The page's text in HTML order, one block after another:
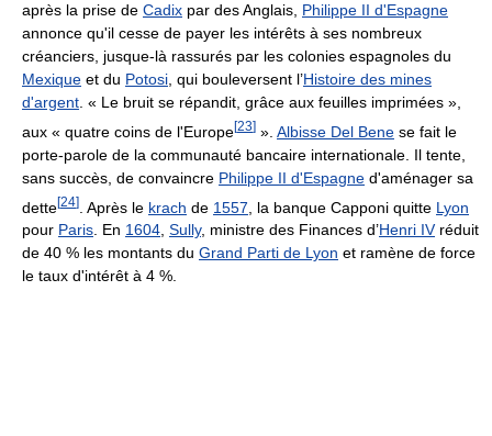
après la prise de Cadix par des Anglais, Philippe II d'Espagne
annonce qu'il cesse de payer les intérêts à ses nombreux
créanciers, jusque-là rassurés par les colonies espagnoles du
Mexique et du Potosi , qui bouleversent l’Histoire des mines
d'argent . « Le bruit se répandit, grâce aux feuilles imprimées »,
aux « quatre coins de l'Europe[23] ». Albisse Del Bene se fait le
porte-parole de la communauté bancaire internationale. Il tente,
sans succès, de convaincre Philippe II d'Espagne d'aménager sa
dette[24] . Après le krach de 1557 , la banque Capponi quitte Lyon
pour Paris. En 1604, Sully, ministre des Finances d’Henri IVréduit
de 40 % les montants du Grand Parti de Lyon et ramène de force
le taux d'intérêt à 4 %.